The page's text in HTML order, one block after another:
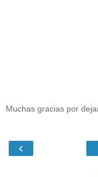
Muchas gracias por
‹